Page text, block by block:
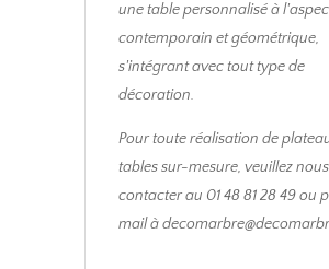
une table personnalisé à
contemporain et géométrique,
s'intégrant avec tout type de
décoration.
Pour toute réalisation de
tables sur-mesure, veuillez nous
contacter au 01 48 81 28 49 ou
mail à